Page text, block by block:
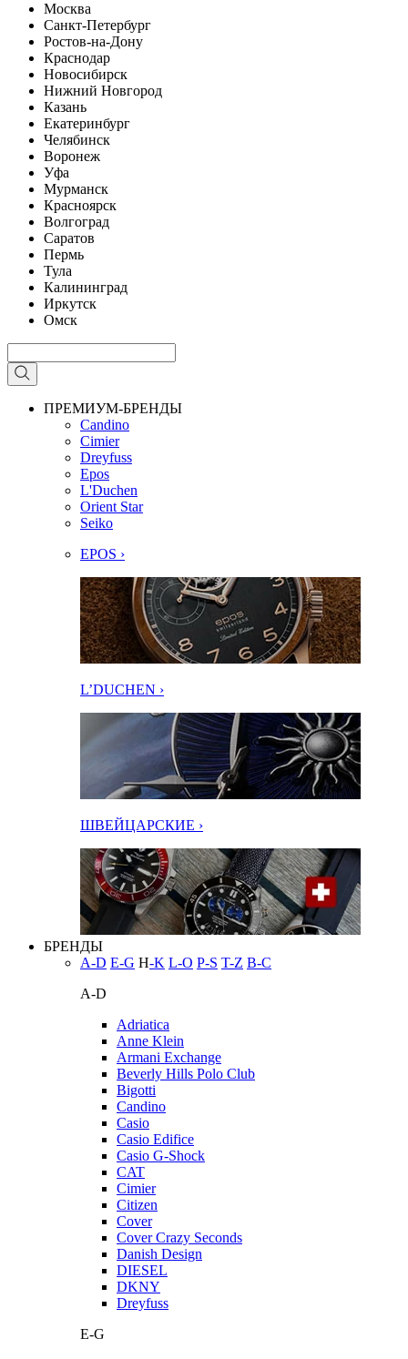
Москва
Санкт-Петербург
Ростов-на-Дону
Краснодар
Новосибирск
Нижний Новгород
Казань
Екатеринбург
Челябинск
Воронеж
Уфа
Мурманск
Красноярск
Волгоград
Саратов
Пермь
Тула
Калининград
Иркутск
Омск
ПРЕМИУМ-БРЕНДЫ
Candino
Cimier
Dreyfuss
Epos
L'Duchen
Orient Star
Seiko
EPOS ›
L’DUCHEN ›
ШВЕЙЦАРСКИЕ ›
БРЕНДЫ
A-D E-G H-K L-O P-S T-Z В-С
A-D
Adriatica
Anne Klein
Armani Exchange
Beverly Hills Polo Club
Bigotti
Candino
Casio
Casio Edifice
Casio G-Shock
CAT
Cimier
Citizen
Cover
Cover Crazy Seconds
Danish Design
DIESEL
DKNY
Dreyfuss
E-G